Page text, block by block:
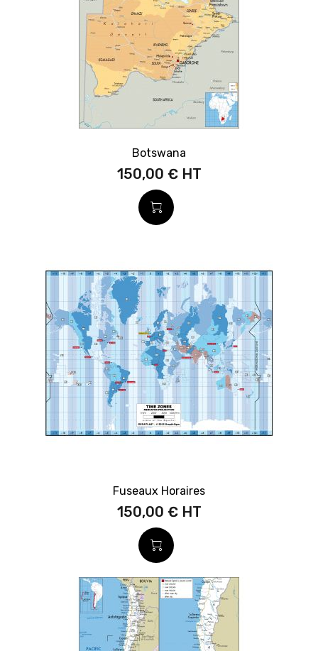
Botswana
150,00 €
Fuseaux Horaires
150,00 €